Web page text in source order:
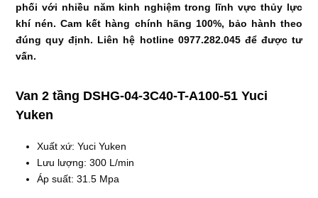
phối với nhiều năm kinh nghiệm trong lĩnh vực thủy lực
khí nén. Cam kết hàng chính hãng 100%, bảo hành theo
đúng quy định. Liên hệ hotline 0977.282.045 để được tư
vấn.
Van 2 tầng DSHG-04-3C40-T-A100-51 Yuci
Yuken
Xuất xứ: Yuci Yuken
Lưu lượng: 300 L/min
Áp suất: 31.5 Mpa